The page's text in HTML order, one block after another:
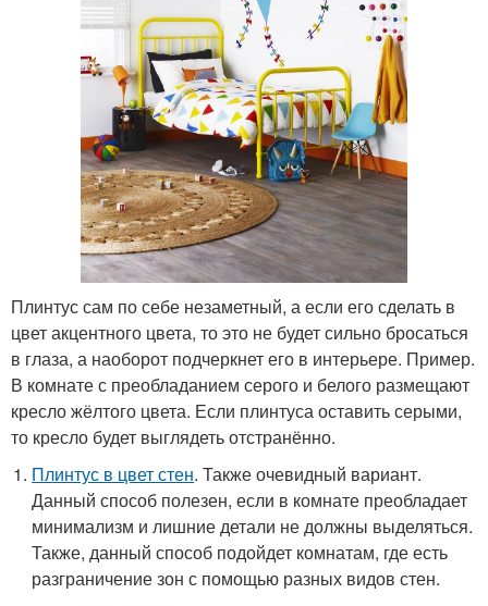
Плинтус сам по себе незаметный, а если его сделать в
цвет акцентного цвета, то это не будет сильно бросаться
в глаза, а наоборот подчеркнет его в интерьере. Пример.
В комнате с преобладанием серого и белого размещают
кресло жёлтого цвета. Если плинтуса оставить серыми,
то кресло будет выглядеть отстранённо.
Плинтус в цвет стен. Также очевидный вариант.
Данный способ полезен, если в комнате преобладает
минимализм и лишние детали не должны выделяться.
Также, данный способ подойдет комнатам, где есть
разграничение зон с помощью разных видов стен.